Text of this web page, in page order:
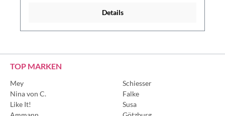
Details
TOP MARKEN
Mey
Nina von C.
Like It!
Schiesser
Falke
Susa